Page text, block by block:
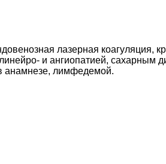
лазерная коагуляция,
и ангиопатией, сахарным
анамнезе, лимфедемой.